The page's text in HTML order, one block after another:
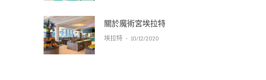
關於魔術宮埃拉特
埃拉特 - 10/12/2020